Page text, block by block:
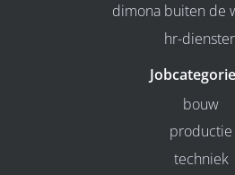
dimona buiten de
hr-
bouw
productie
techniek